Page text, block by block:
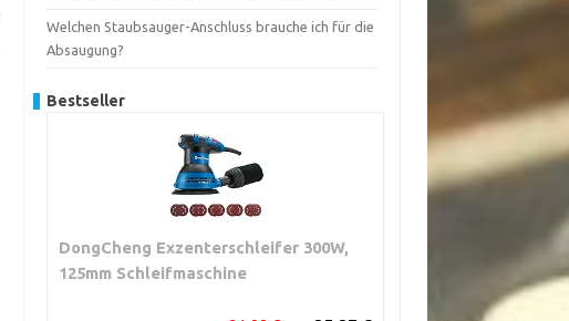
Welchen Staubsauger-Anschluss brauche ich für die
Absaugung?
Bestseller
DongCheng Exzenterschleifer 300W,
125mm Schleifmaschine